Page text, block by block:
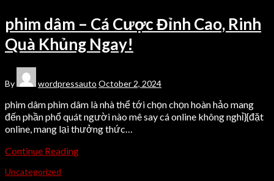
phim dâm – Cá Cược Đỉnh Cao, Rinh
Quà Khủng Ngay!
By wordpressauto October 2, 2024
phim dâm phim dâm là nhà thể tới chọn chọn hoàn hảo mang
đến phần phổ quát người nào mê say cá online không nghỉ}{đặt
online, mang lại thưởng thức…
Continue Reading
Uncategorized